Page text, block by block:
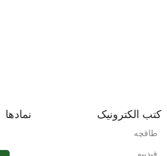
کتب الکترونیک
طاقچه
فیدیبو
نمادها